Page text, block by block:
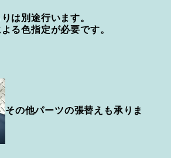
は別途行います。
る色指定が必要です。
その他パーツの張替えも承りま